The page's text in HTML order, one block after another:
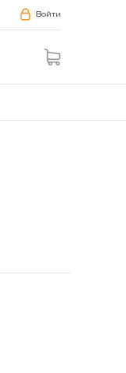
Войти